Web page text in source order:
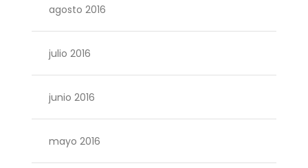
agosto 2016
julio 2016
junio 2016
mayo 2016